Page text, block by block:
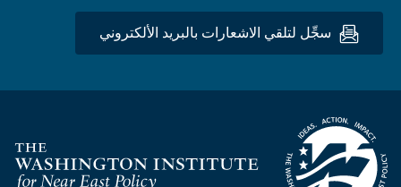
سجِّل لتلقي الاشعارات بالبريد الألكتروني
Homepage